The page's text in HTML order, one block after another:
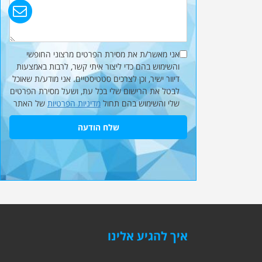
אני מאשר/ת את מסירת הפרטים מרצוני החופשי
והשימוש בהם כדי ליצור איתי קשר, לרבות באמצעות
דיוור ישיר, וכן לצרכים סטטיסטיים. אני מודע/ת שאוכל
לבטל את הרישום שלי בכל עת, ושעל מסירת הפרטים
שלי והשימוש בהם תחול מדיניות הפרטיות של האתר
שלח הודעה
איך להגיע אלינו